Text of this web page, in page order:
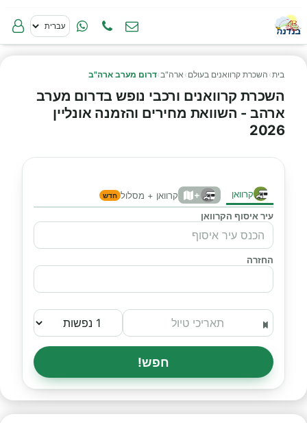
בית› השכרת קרוואנים בעולם › ארה"ב›דרום מערב ארה"ב
השכרת קרוואנים ורכבי נופש בדרום מערב
ארהב - השוואת מחירים והזמנה אונליין
2026
קרוואן + קרוואן + מסלול חדש
עיר איסוף הקרוואן
החזרה
חפש!